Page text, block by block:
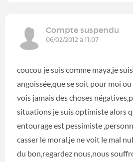
Compte suspendu
06/02/2012 à 11:07
coucou je suis comme maya,je
angoissée,que se soit pour moi
vois jamais des choses
situations je suis optimiste alors
entourage est pessimiste
casser le moral,je ne voit le mal
du bon,regardez nous,nous